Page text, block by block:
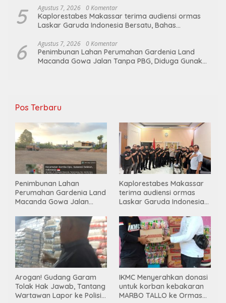
5 Agustus 7, 2026 0 Komentar
Kaplorestabes Makassar terima audiensi ormas
Laskar Garuda Indonesia Bersatu, Bahas
6 Agustus 7, 2026 0 Komentar
Penimbunan Lahan Perumahan Gardenia Land
Macanda Gowa Jalan Tanpa PBG, Diduga Gunakan
Pos Terbaru
Penimbunan Lahan
Perumahan Gardenia Land
Macanda Gowa Jalan
Gunakan Material
Tambang Ilegal
Kaplorestabes Makassar
terima audiensi ormas
Laskar Garuda Indonesia
hingga kegiatan sosial.
Arogan! Gudang Garam
Tolak Hak Jawab, Tantang
Wartawan Lapor ke Polisi
IKMC Menyerahkan donasi
untuk korban kebakaran
MARBO TALLO ke Ormas